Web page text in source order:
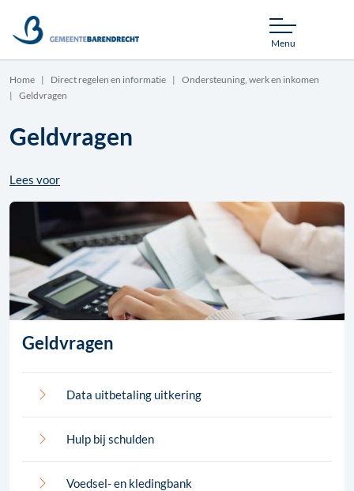
Menu
Home Direct regelen en informatie
Ondersteuning, werk en inkomen
Geldvragen
Geldvragen
Lees voor
Geldvragen
Data uitbetaling uitkering
Hulp bij schulden
Voedsel- en kledingbank